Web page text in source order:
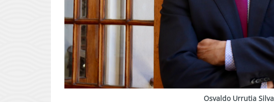
Osvaldo Urrutia Silva